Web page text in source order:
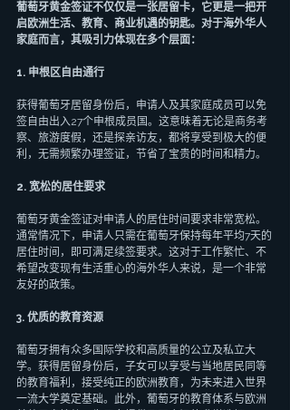
葡萄牙黄金签证不仅仅是一张居留卡，它更是一把开
启欧洲生活、教育、商业机遇的钥匙。对于海外华人
家庭而言，其吸引力体现在多个层面：
1. 申根区自由通行
获得葡萄牙居留身份后，申请人及其家庭成员可以免
签自由出入27个申根成员国。这意味着无论是商务考
察、旅游度假，还是探亲访友，都将享受到极大的便
利，无需频繁办理签证，节省了宝贵的时间和精力。
2. 宽松的居住要求
葡萄牙黄金签证对申请人的居住时间要求非常宽松。
通常情况下，申请人只需在葡萄牙保持每年平均7天的
居住时间，即可满足续签要求。这对于工作繁忙、不
希望改变现有生活重心的海外华人来说，是一个非常
友好的政策。
3. 优质的教育资源
葡萄牙拥有众多国际学校和高质量的公立及私立大
学。获得居留身份后，子女可以享受与当地居民同等
的教育福利，接受纯正的欧洲教育，为未来进入世界
一流大学奠定基础。此外，葡萄牙的教育体系与欧洲